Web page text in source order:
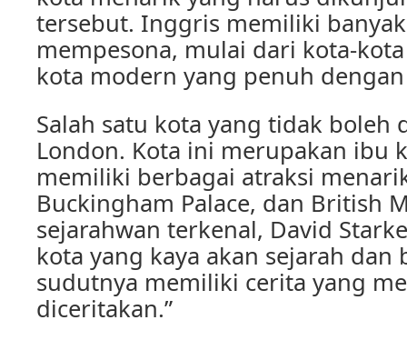
tersebut. Inggris memiliki
mempesona, mulai dari kota-
kota modern yang penuh
Salah satu kota yang tidak boleh
London. Kota ini merupakan ibu
memiliki berbagai atraksi
Buckingham Palace, dan British
sejarahwan terkenal, David
kota yang kaya akan sejarah dan
sudutnya memiliki cerita yang
diceritakan.”